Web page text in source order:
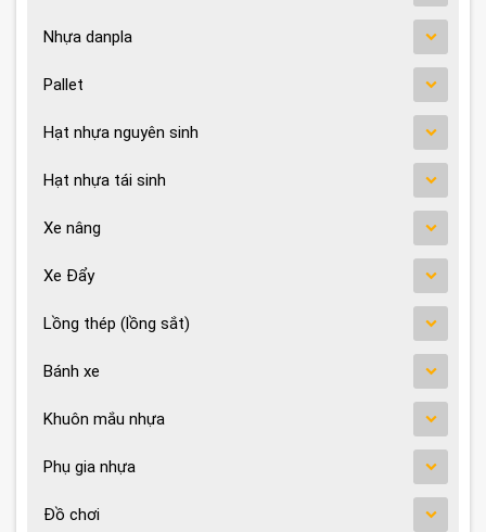
Nhựa danpla
Pallet
Hạt nhựa nguyên sinh
Hạt nhựa tái sinh
Xe nâng
Xe Đẩy
Lồng thép (lồng sắt)
Bánh xe
Khuôn mắu nhựa
Phụ gia nhựa
Đồ chơi